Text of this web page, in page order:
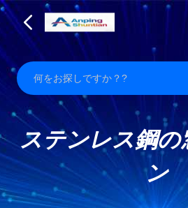
ステンレス鋼の
ン